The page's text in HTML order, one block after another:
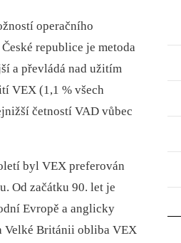
operačního
republice je metoda
a převládá nad užitím
VEX (1,1 % všech
četností VAD vůbec
byl VEX preferován
Od začátku 90. let je
Evropě a anglicky
Velké Británii obliba VEX